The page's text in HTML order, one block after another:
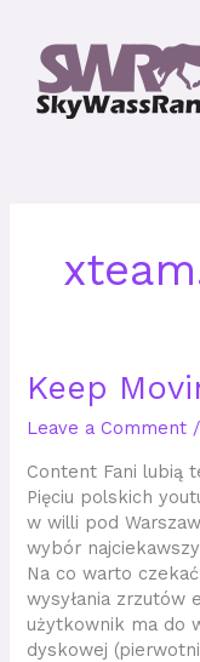
content
Keep
Leave a Comment
Content Fani lubią
Pięciu polskich
w willi pod
wybór
Na co warto
wysyłania zrzutów
użytkownik ma do
dyskowej
Keep
Moving
Forward